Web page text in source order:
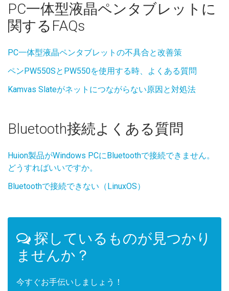
PC一体型液晶ペンタブレットに
関するFAQs
PC一体型液晶ペンタブレットの不具合と改善策
ペンPW550SとPW550を使用する時、よくある質問
Kamvas Slateがネットにつながらない原因と対処法
Bluetooth接続よくある質問
Huion製品がWindows PCにBluetoothで接続できません。
どうすればいいですか。
Bluetoothで接続できない（LinuxOS）
探しているものが見つかり
ませんか？
今すぐお手伝いしましょう！